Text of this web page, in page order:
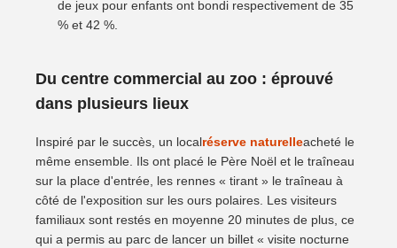
de jeux pour enfants ont bondi respectivement de 35
% et 42 %.
Du centre commercial au zoo : éprouvé
dans plusieurs lieux
Inspiré par le succès, un localréserve naturelleacheté le
même ensemble. Ils ont placé le Père Noël et le traîneau
sur la place d'entrée, les rennes « tirant » le traîneau à
côté de l'exposition sur les ours polaires. Les visiteurs
familiaux sont restés en moyenne 20 minutes de plus, ce
qui a permis au parc de lancer un billet « visite nocturne